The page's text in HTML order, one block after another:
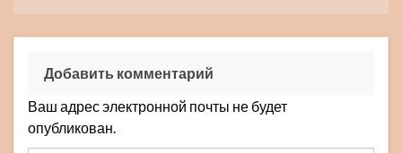
Добавить комментарий
Ваш адрес электронной почты не будет
опубликован.